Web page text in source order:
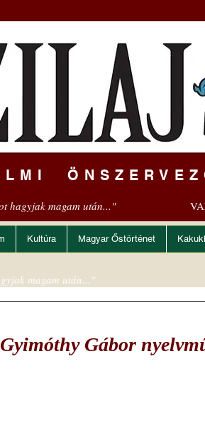
hagyjak magam után..."
Kultúra Magyar Őstörténet
Gábor
magam után..."